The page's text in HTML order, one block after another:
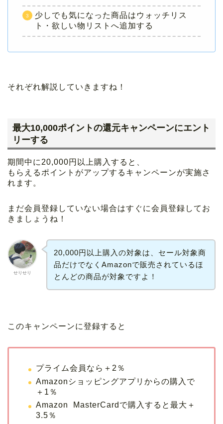
少しでも気になった商品はウォッチリス
ト・欲しい物リストへ追加する
それぞれ解説していきますね！
最大10,000ポイントの還元キャンペーンにエント
リーする
期間中に20,000円以上購入すると、
もらえるポイントがアップするキャンペーンが実施さ
れます。
まだ会員登録していない場合はすぐに会員登録してお
きましょうね！
せりせり
20,000円以上購入の対象は、セール対象商
品だけでなくAmazonで販売されているほ
とんどの商品が対象ですよ！
このキャンペーンに登録すると
プライム会員なら＋2％
Amazonショッピングアプリからの購入で
＋1％
Amazon MasterCardで購入すると最大＋
3.5％